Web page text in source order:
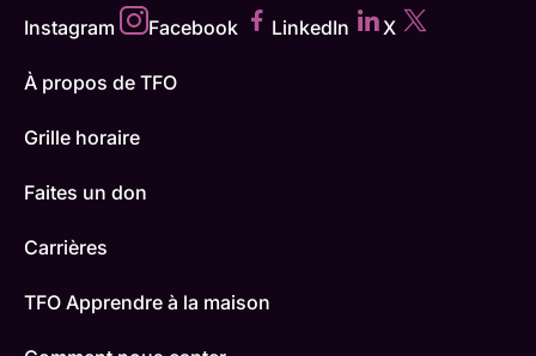
Instagram Facebook LinkedIn X
À propos de TFO
Grille horaire
Faites un don
Carrières
TFO Apprendre à la maison